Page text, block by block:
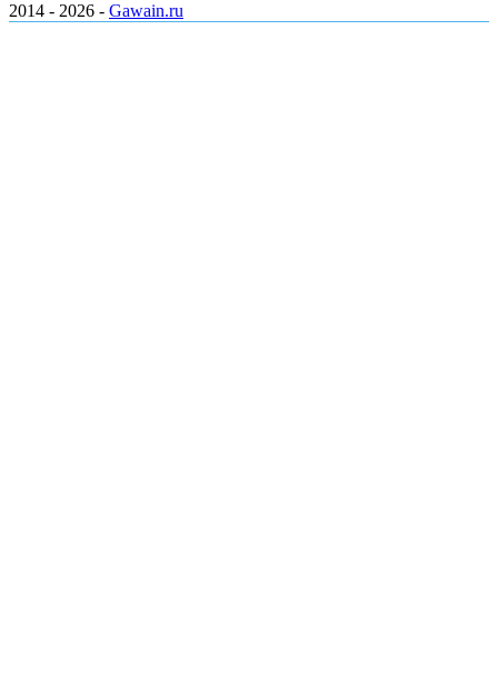
2014 - 2026 - Gawain.ru